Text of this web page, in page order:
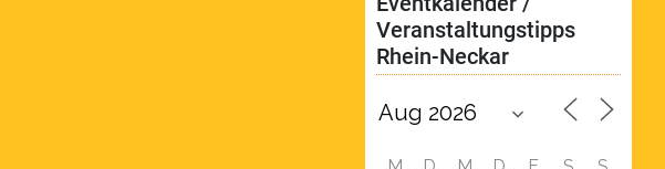
Veranstaltungstipps
Rhein-Neckar